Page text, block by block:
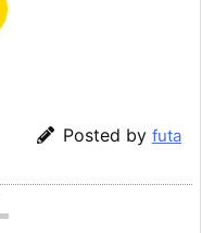
Posted by futa